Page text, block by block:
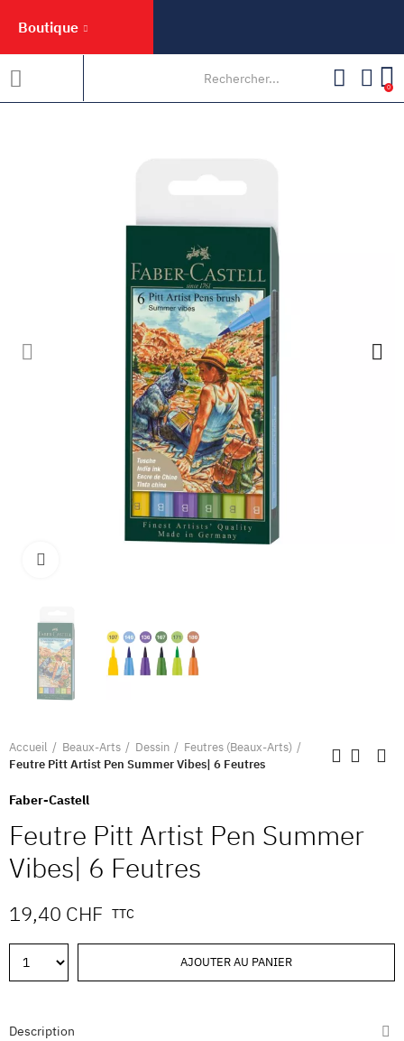
Boutique
0
Accueil Beaux-Arts Dessin
Feutres (Beaux-Arts)
Feutre Pitt Artist Pen Summer Vibes| 6 Feutres
Faber-Castell
Feutre Pitt Artist Pen Summer
Vibes| 6 Feutres
19,40 CHF TTC
AJOUTER AU PANIER
Description